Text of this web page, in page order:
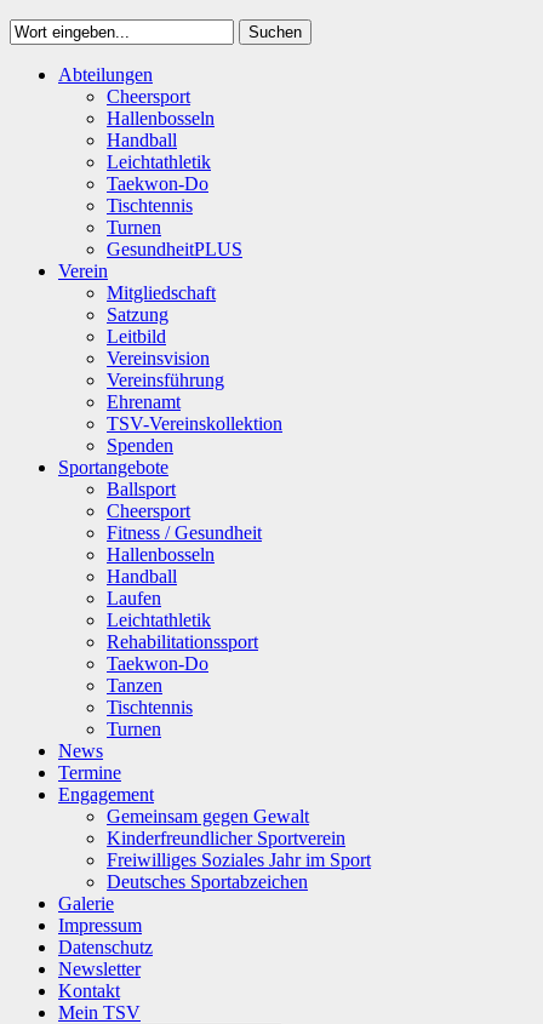
Suchen
SuchenAbteilungen
Cheersport
Hallenbosseln
Handball
Leichtathletik
Taekwon-Do
Tischtennis
Turnen
GesundheitPLUS
Verein
Mitgliedschaft
Satzung
Leitbild
Vereinsvision
Vereinsführung
Ehrenamt
TSV-Vereinskollektion
Spenden
Sportangebote
Ballsport
Cheersport
Fitness / Gesundheit
Hallenbosseln
Handball
Laufen
Leichtathletik
Rehabilitationssport
Taekwon-Do
Tanzen
Tischtennis
Turnen
News
Termine
Engagement
Gemeinsam gegen Gewalt
Kinderfreundlicher Sportverein
Freiwilliges Soziales Jahr im Sport
Deutsches Sportabzeichen
Galerie
Impressum
Datenschutz
Newsletter
Kontakt
Mein TSV